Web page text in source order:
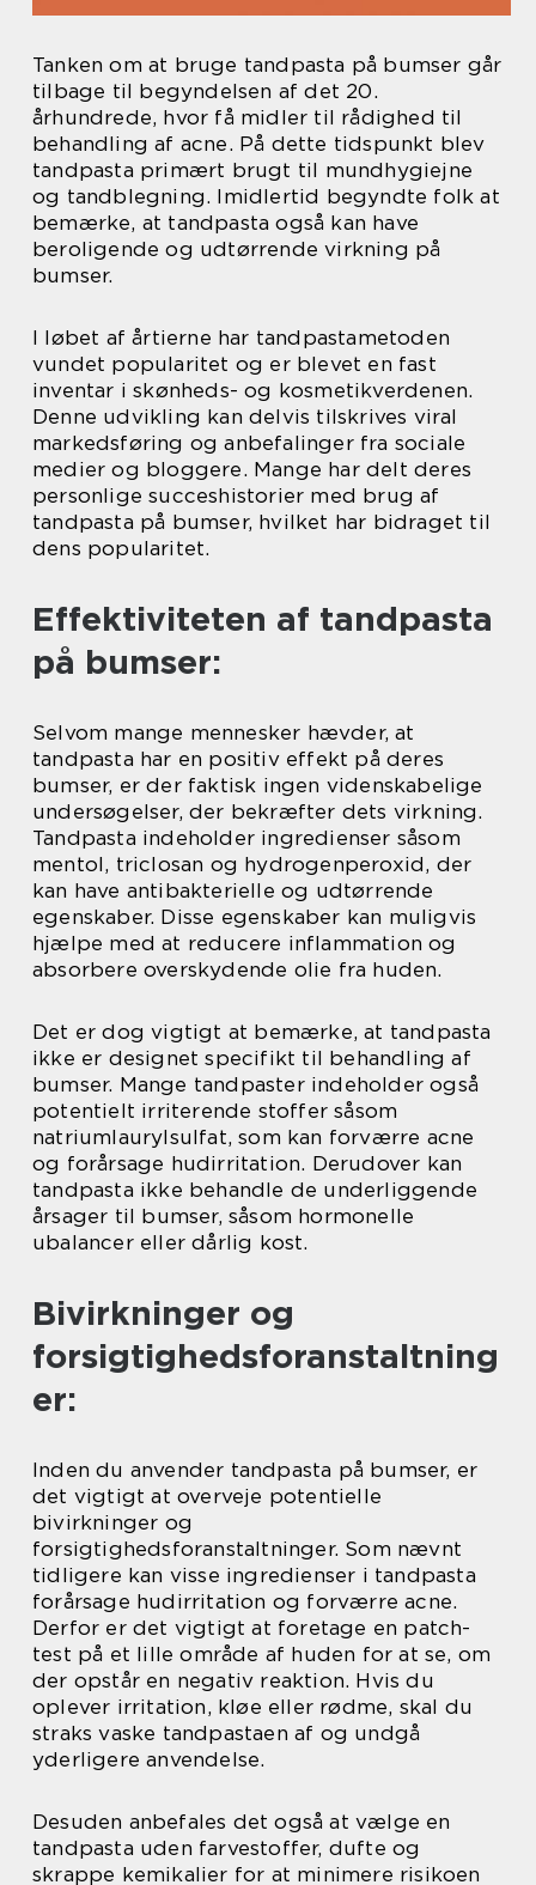
Tanken om at bruge tandpasta på bumser går
tilbage til begyndelsen af det 20.
århundrede, hvor få midler til rådighed til
behandling af acne. På dette tidspunkt blev
tandpasta primært brugt til mundhygiejne
og tandblegning. Imidlertid begyndte folk at
bemærke, at tandpasta også kan have
beroligende og udtørrende virkning på
bumser.
I løbet af årtierne har tandpastametoden
vundet popularitet og er blevet en fast
inventar i skønheds- og kosmetikverdenen.
Denne udvikling kan delvis tilskrives viral
markedsføring og anbefalinger fra sociale
medier og bloggere. Mange har delt deres
personlige succeshistorier med brug af
tandpasta på bumser, hvilket har bidraget til
dens popularitet.
Effektiviteten af tandpasta
på bumser:
Selvom mange mennesker hævder, at
tandpasta har en positiv effekt på deres
bumser, er der faktisk ingen videnskabelige
undersøgelser, der bekræfter dets virkning.
Tandpasta indeholder ingredienser såsom
mentol, triclosan og hydrogenperoxid, der
kan have antibakterielle og udtørrende
egenskaber. Disse egenskaber kan muligvis
hjælpe med at reducere inflammation og
absorbere overskydende olie fra huden.
Det er dog vigtigt at bemærke, at tandpasta
ikke er designet specifikt til behandling af
bumser. Mange tandpaster indeholder også
potentielt irriterende stoffer såsom
natriumlaurylsulfat, som kan forværre acne
og forårsage hudirritation. Derudover kan
tandpasta ikke behandle de underliggende
årsager til bumser, såsom hormonelle
ubalancer eller dårlig kost.
Bivirkninger og
forsigtighedsforanstaltning
er:
Inden du anvender tandpasta på bumser, er
det vigtigt at overveje potentielle
bivirkninger og
forsigtighedsforanstaltninger. Som nævnt
tidligere kan visse ingredienser i tandpasta
forårsage hudirritation og forværre acne.
Derfor er det vigtigt at foretage en patch-
test på et lille område af huden for at se, om
der opstår en negativ reaktion. Hvis du
oplever irritation, kløe eller rødme, skal du
straks vaske tandpastaen af og undgå
yderligere anvendelse.
Desuden anbefales det også at vælge en
tandpasta uden farvestoffer, dufte og
skrappe kemikalier for at minimere risikoen